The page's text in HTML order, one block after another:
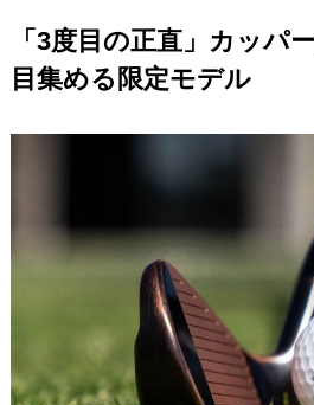
「3度目の正直」カッパ
目集める限定モデル